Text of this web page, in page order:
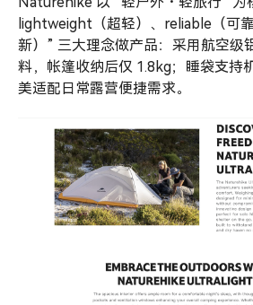
lightweight（超轻）、reliable（可
新）” 三大理念做产品：采用航空级
料，帐篷收纳后仅 1.8kg；睡袋支持
美适配日常露营便捷需求。